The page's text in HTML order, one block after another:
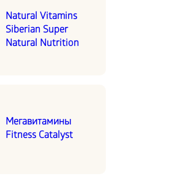
Natural Vitamins
Siberian Super
Natural Nutrition
Мегавитамины
Fitness Catalyst